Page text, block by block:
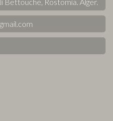
Bettouche, Rostomia. Alger.